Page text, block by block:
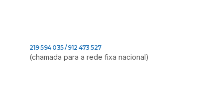
219 594 035 / 912 473 527
(chamada para a rede fixa nacional)